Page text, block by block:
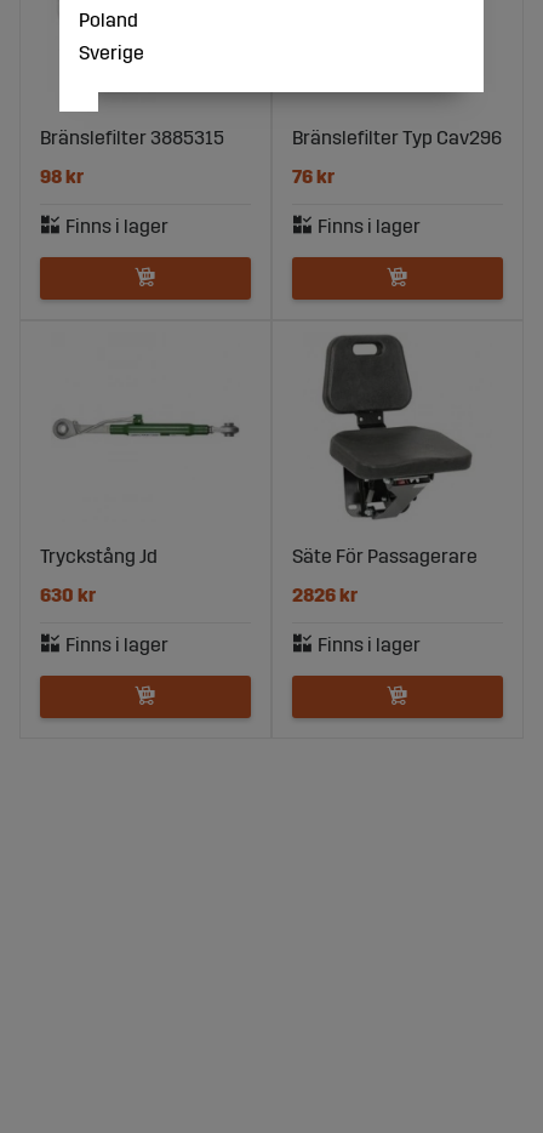
Bränslefilter 3885315
98 kr
Bränslefilter Typ Cav296
76 kr
Tryckstång Jd
630 kr
Säte För Passagerare
2826 kr
Poland
Sverige